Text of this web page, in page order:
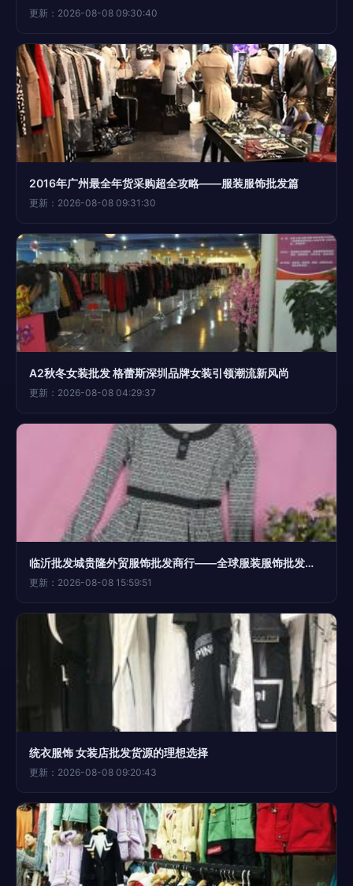
更新：2026-08-08 09:30:40
2016年广州最全年货采购超全攻略——服装服饰批发篇
更新：2026-08-08 09:31:30
A2秋冬女装批发 格蕾斯深圳品牌女装引领潮流新风尚
更新：2026-08-08 04:29:37
临沂批发城贵隆外贸服饰批发商行——全球服装服饰批发的优选合作伙伴
更新：2026-08-08 15:59:51
统衣服饰 女装店批发货源的理想选择
更新：2026-08-08 09:20:43